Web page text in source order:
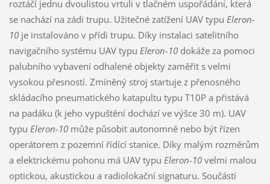
roztáčí jednu dvoulistou vrtuli v tlačném uspořádání, která
se nachází na zádi trupu. Užitečné zatížení UAV typu Eleron-
10je instalováno v přídi trupu. Díky instalaci satelitního
navigačního systému UAV typu Eleron-10 dokáže za pomoci
palubního vybavení odhalené objekty zaměřit s velmi
vysokou přesností. Zmíněný stroj startuje z přenosného
skládacího pneumatického katapultu typu T10P a přistává
na padáku (k jeho vypuštění dochází ve výšce 30 m). UAV
typu Eleron-10 může působit autonomně nebo být řízen
operátorem z pozemní řídící stanice. Díky malým rozměrům
a elektrickému pohonu má UAV typu Eleron-10velmi malou
optickou, akustickou a radiolokační signaturu. Součástí